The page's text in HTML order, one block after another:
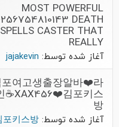
MOST POWERFUL
DEATH
SPELLS CASTER THAT
REALLY
آغاز شده توسط: jajakevin
포여고생출장알바❤️라
☕XAX456❤️김포키스
방
آغاز شده توسط: 키스방